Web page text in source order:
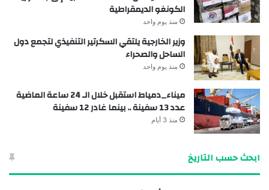
الكونغو الديمقراطية
منذ يوم واحد
وزير الخارجية يلتقي السكرتير التنفيذي لتجمع دول
الساحل والصحراء
منذ يوم واحد
ميناء_دمياط استقبل خلال الـ 24 ساعة الماضية
عدد 13 سفينة .. بينما غادر 12 سفينة
منذ 3 أيام
ابحث حسب التاريخ